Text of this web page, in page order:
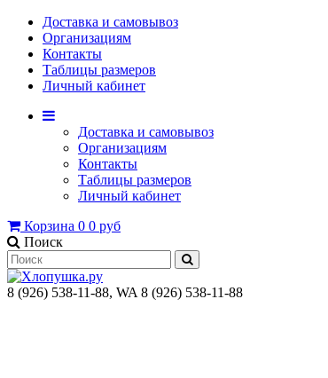
Доставка и самовывоз
Организациям
Контакты
Таблицы размеров
Личный кабинет
Доставка и самовывоз
Организациям
Контакты
Таблицы размеров
Личный кабинет
Корзина 0 0 руб
Поиск
8 (926) 538-11-88, WA 8 (926) 538-11-88